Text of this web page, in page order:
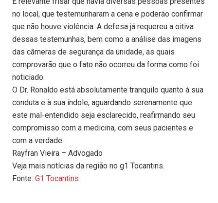
no local, que testemunharam a cena e poderão confirmar
que não houve violência. A defesa já requereu a oitiva
dessas testemunhas, bem como a análise das imagens
das câmeras de segurança da unidade, as quais
comprovarão que o fato não ocorreu da forma como foi
noticiado.
O Dr. Ronaldo está absolutamente tranquilo quanto à sua
conduta e à sua índole, aguardando serenamente que
este mal-entendido seja esclarecido, reafirmando seu
compromisso com a medicina, com seus pacientes e
com a verdade.
Rayfran Vieira – Advogado
Veja mais notícias da região no g1 Tocantins.
Fonte: G1 Tocantins